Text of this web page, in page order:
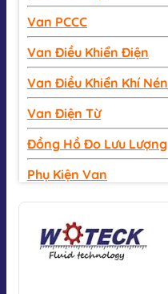
Van PCCC
Van Điều Khiển Điện
Van Điều Khiển Khí Nén
Van Điện Từ
Đồng Hồ Đo Lưu Lượng
Phụ Kiện Van